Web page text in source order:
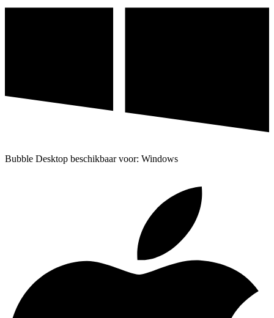
Bubble Desktop beschikbaar voor: Windows